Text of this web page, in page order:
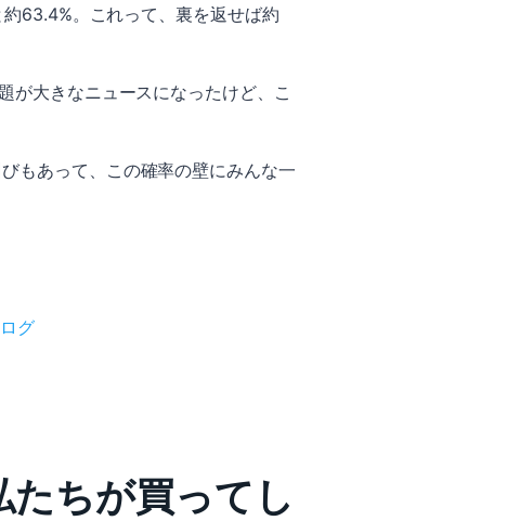
63.4%。これって、裏を返せば約
が大きなニュースになったけど、こ
もあって、この確率の壁にみんな一
グ
ちが買ってし